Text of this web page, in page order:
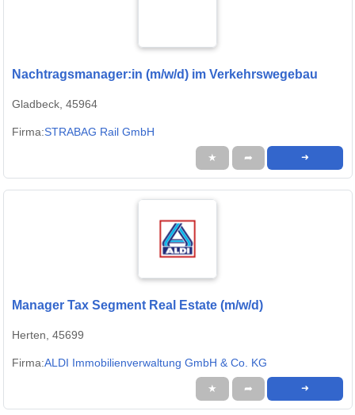
Nachtragsmanager:in (m/w/d) im Verkehrswegebau
Gladbeck, 45964
Firma:STRABAG Rail GmbH
★ ➦ ➜
Manager Tax Segment Real Estate (m/w/d)
Herten, 45699
Firma:ALDI Immobilienverwaltung GmbH & Co. KG
★ ➦ ➜